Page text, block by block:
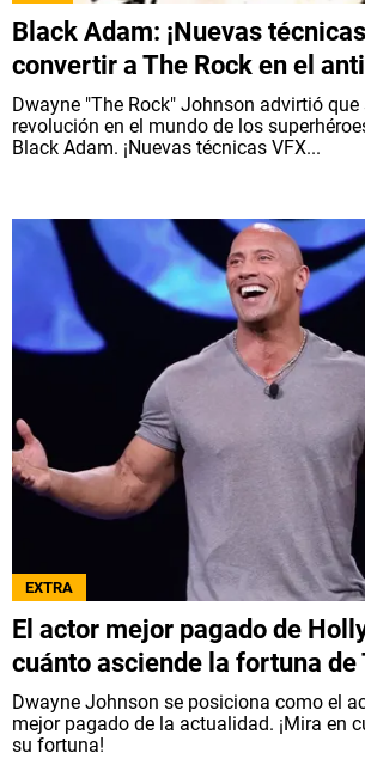
Black Adam: ¡Nuevas
convertir a The Rock en el
Dwayne "The Rock" Johnson advirtió que
revolución en el mundo de los
Black Adam. ¡Nuevas técnicas VFX...
EXTRA
El actor mejor pagado de
cuánto asciende la fortuna de
Dwayne Johnson se posiciona como el
mejor pagado de la actualidad. ¡Mira en
su fortuna!